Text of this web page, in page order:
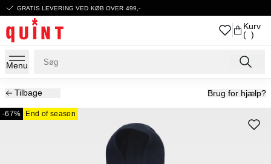
GRATIS LEVERING VED KØB OVER 499,-
Kurv
( )
Menu
Tilbage Brug for hjælp?
-67% End of season